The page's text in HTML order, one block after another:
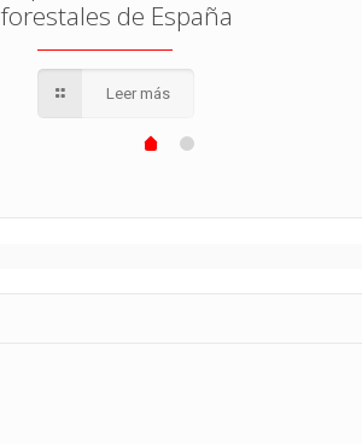
forestales de España
Leer más